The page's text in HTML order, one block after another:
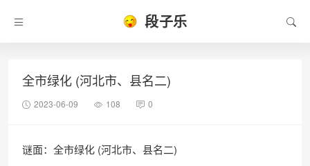
段子乐
全市绿化 (河北市、县名二)
2023-06-09 108 0
谜面：全市绿化 (河北市、县名二)